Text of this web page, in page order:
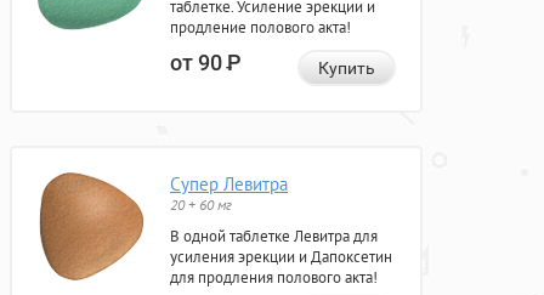
таблетке. Усиление эрекции и
продление полового акта!
от 90Р Купить
Супер Левитра
20 + 60 мг
В одной таблетке Левитра для
усиления эрекции и Дапоксетин
для продления полового акта!